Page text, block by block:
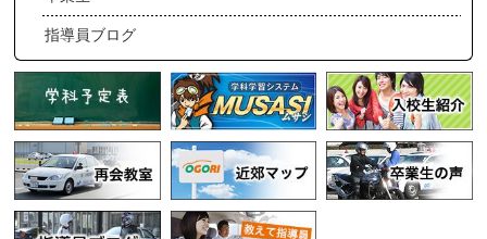
指導員ブログ